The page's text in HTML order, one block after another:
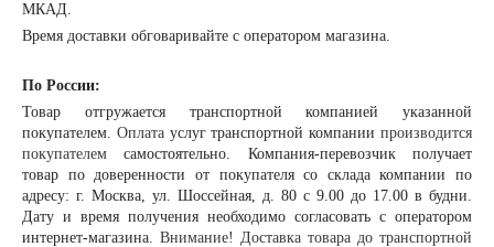
МКАД.
Время доставки обговаривайте с оператором магазина.
По России:
Товар отгружается транспортной компанией указанной
покупателем. Оплатауслуг транспортной компаниипроизводится
покупателем самостоятельно. Компания-перевозчик получает
товар по доверенности от покупателя со склада компании по
адресу: г. Москва, ул. Шоссейная, д. 80 с 9.00 до 17.00 в будни.
Дату и время получения необходимо согласовать с оператором
интернет-магазина. Внимание! Доставка товара до транспортной